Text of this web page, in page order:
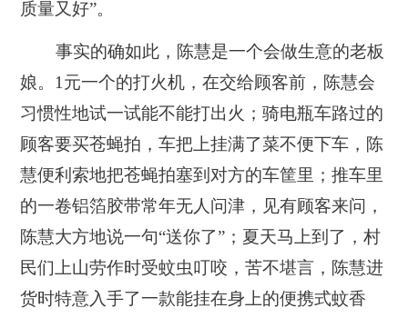
质量又好”。
事实的确如此，陈慧是一个会做生意的老板
娘。1元一个的打火机，在交给顾客前，陈慧会
习惯性地试一试能不能打出火；骑电瓶车路过的
顾客要买苍蝇拍，车把上挂满了菜不便下车，陈
慧便利索地把苍蝇拍塞到对方的车筐里；推车里
的一卷铝箔胶带常年无人问津，见有顾客来问，
陈慧大方地说一句“送你了”；夏天马上到了，村
民们上山劳作时受蚊虫叮咬，苦不堪言，陈慧进
货时特意入手了一款能挂在身上的便携式蚊香